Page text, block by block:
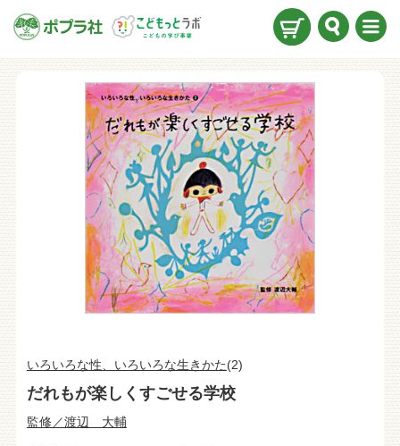
いろいろな性、いろいろな生きかた(2)
だれもが楽しくすごせる学校
監修／渡辺 大輔